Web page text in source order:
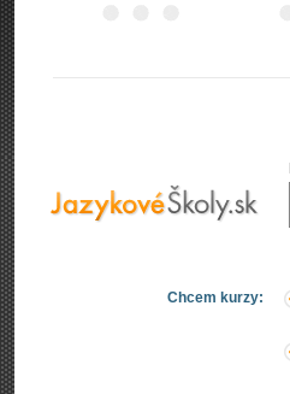
Chcem kurzy: